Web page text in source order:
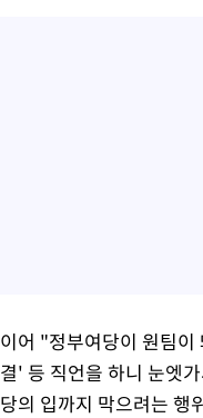
이어 "정부여당이 원팀
결' 등 직언을 하니 눈엣
당의 입까지 막으려는 행